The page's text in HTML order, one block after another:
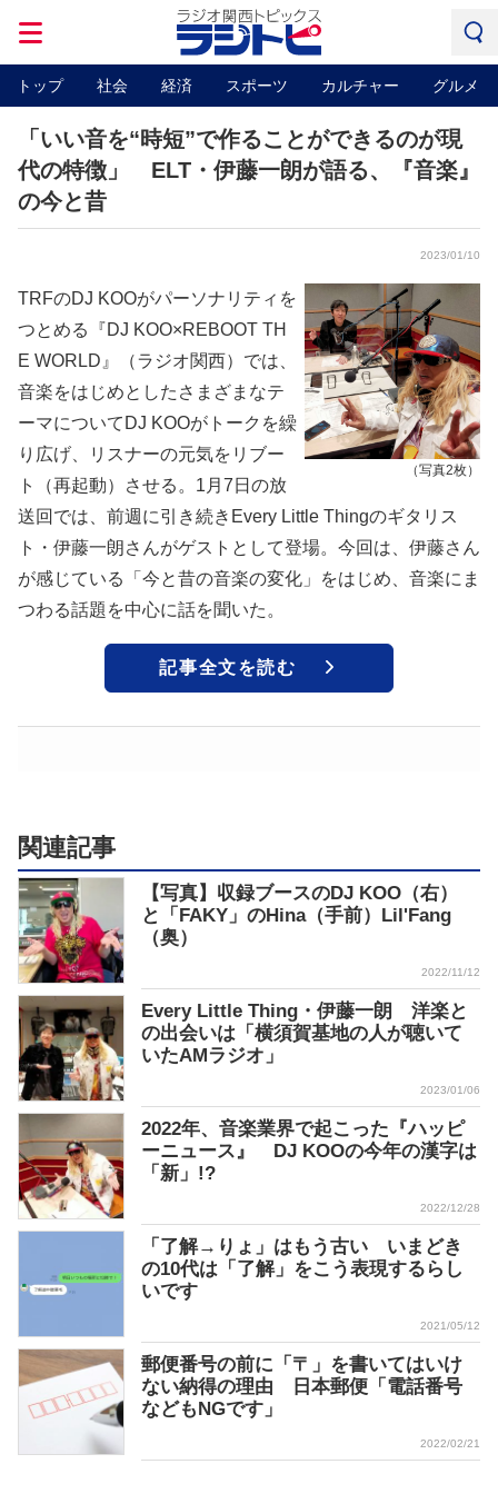
トップ 社会 経済 スポーツ カルチャー グルメ
「いい音を“時短”で作ることができるのが現
代の特徴」 ELT・伊藤一朗が語る、『音楽』
の今と昔
2023/01/10
（写真2枚）
TRFのDJ KOOがパーソナリティを
つとめる『DJ KOO×REBOOT TH
E WORLD』（ラジオ関西）では、
音楽をはじめとしたさまざまなテ
ーマについてDJ KOOがトークを繰
り広げ、リスナーの元気をリブー
ト（再起動）させる。1月7日の放
送回では、前週に引き続きEvery Little Thingのギタリス
ト・伊藤一朗さんがゲストとして登場。今回は、伊藤さん
が感じている「今と昔の音楽の変化」をはじめ、音楽にま
つわる話題を中心に話を聞いた。
記事全文を読む
関連記事
【写真】収録ブースのDJ KOO（右）
と「FAKY」のHina（手前）Lil'Fang
（奥）
2022/11/12
Every Little Thing・伊藤一朗 洋楽と
の出会いは「横須賀基地の人が聴いて
いたAMラジオ」
2023/01/06
2022年、音楽業界で起こった『ハッピ
ーニュース』 DJ KOOの今年の漢字は
「新」!?
2022/12/28
「了解→りょ」はもう古い いまどき
の10代は「了解」をこう表現するらし
いです
2021/05/12
郵便番号の前に「〒」を書いてはいけ
ない納得の理由 日本郵便「電話番号
などもNGです」
2022/02/21